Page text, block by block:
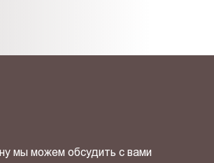
мы можем обсудить с вами